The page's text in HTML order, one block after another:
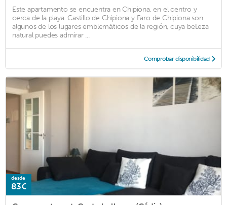
Este apartamento se encuentra en Chipiona, en el centro y
cerca de la playa. Castillo de Chipiona y Faro de Chipiona son
algunos de los lugares emblemáticos de la región, cuya belleza
natural puedes admirar ...
Comprobar disponibilidad
desde
83€